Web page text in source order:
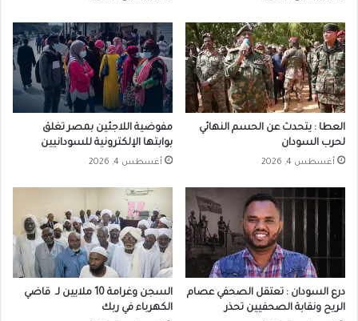
العطا : يتحدث عن الحسم النهائي
لحرب السودان
أغسطس 4, 2026
مفوضية اللاجئين بمصر تغلق
بوابتها الإلكترونية للسودانيين
أغسطس 4, 2026
درع السودان : تعتقل الصحفي عصام
الريح ونقابة الصحفيين تحذر
السجن وغرامة 10 ملايين لـ قاضي
الكهرباء في ربك